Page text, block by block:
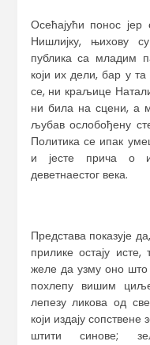
Осећајући понос
Нишлијку, њихову
публика са младим
који их дели, бар у
се, ни краљице
ни била на сцени, а
љубав ослобођену
Политика се ипак
и јесте прича о
деветнаестог века.
Представа показује
прилике остају
желе да узму оно што
похлепу вишим
лепезу ликова од
који издају
штити синове;